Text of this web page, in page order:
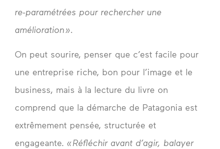
re-paramétrées pour rechercher une
amélioration ».
On peut sourire, penser que c’est facile pour
une entreprise riche, bon pour l’image et le
business, mais à la lecture du livre on
comprend que la démarche de Patagonia est
extrêmement pensée, structurée et
engageante. « Réfléchir avant d’agir, balayer